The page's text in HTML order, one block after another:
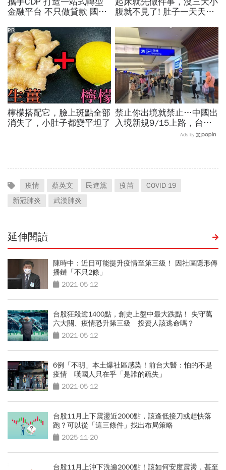
金融平台 不只做貸款 國泰
腹就不見了! 肚子一天天變
檸檬搭配它，臉上斑點全部
消失了，小肚子都變平坦了
PR
禁止你出境就禁止…中國出
入境新規9/15上路，台灣
人小心「有去無回」？4種
Ads by
疫情 蔡英文 民進黨 疫苗
COVID-19
新冠肺炎
武漢肺炎
延伸閱讀
陳時中：近日可能提升疫情至第三級！ 因社區隱形傳
播鏈「不只2條」
2021-05-12
台股狂殺逾1400點，創史上盤中最大跌點！ 失守萬
六大關、疫情恐升第三級 投資人該逃命嗎？
2021-05-12
6例「不明」本土爆社區感染！前台大醫：怕的不是
疫情 嘆國人只在乎「是誰的疏失」
2021-05-12
台股11月上下震盪近2000點，該逢低接刀或趕快落
跑？可以從「這三條件」找出布局策略
2025-11-20
台股11月上沖下洗逾2000點！該如何安度震盪，甚至